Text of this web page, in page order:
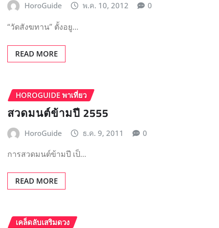
HoroGuide พ.ค. 10, 2012 0
“วัดสังฆทาน” ตั้งอยู…
READ MORE
HOROGUIDE พาเที่ยว
สวดมนต์ข้ามปี 2555
HoroGuide ธ.ค. 9, 2011 0
การสวดมนต์ข้ามปี เป็…
READ MORE
เคล็ดลับเสริมดวง